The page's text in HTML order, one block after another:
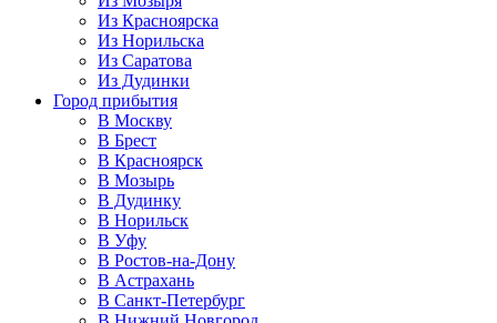
Из Красноярска
Из Норильска
Из Саратова
Из Дудинки
Город прибытия
В Москву
В Брест
В Красноярск
В Мозырь
В Дудинку
В Норильск
В Уфу
В Ростов-на-Дону
В Астрахань
В Санкт-Петербург